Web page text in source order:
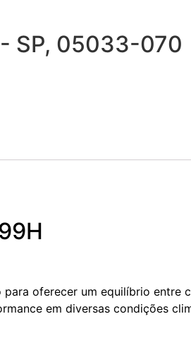
SP, 05033-070
oferecer um equilíbrio entre
em diversas condições